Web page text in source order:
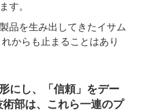
す。
品を生み出してきたイサム
からも止まることはあり
にし、「信頼」をデー
部は、これら一連のプ